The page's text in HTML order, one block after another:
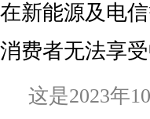
在新能源及电
消费者无法享
这是2023年